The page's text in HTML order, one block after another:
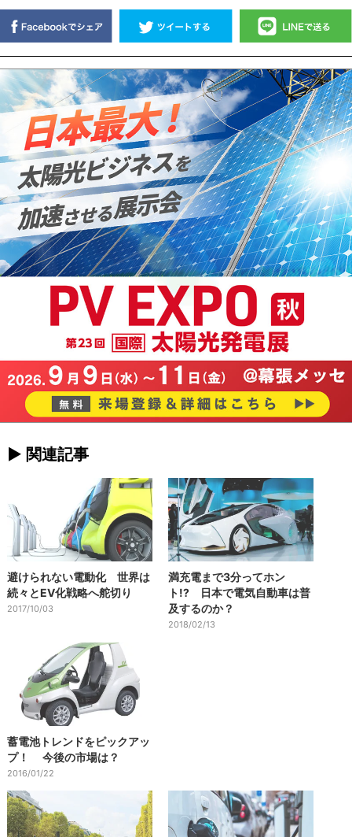
► 関連記事
避けられない電動化 世界は
続々とEV化戦略へ舵切り
2017/10/03
満充電まで3分ってホン
ト!? 日本で電気自動車は普
及するのか？
2018/02/13
蓄電池トレンドをピックアッ
プ！ 今後の市場は？
2016/01/22